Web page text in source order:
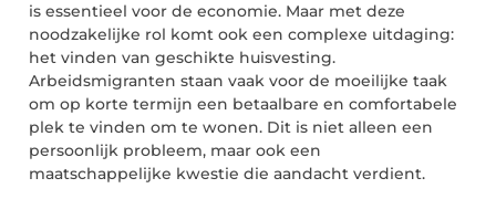
is essentieel voor de economie. Maar met deze
noodzakelijke rol komt ook een complexe uitdaging:
het vinden van geschikte huisvesting.
Arbeidsmigranten staan vaak voor de moeilijke taak
om op korte termijn een betaalbare en comfortabele
plek te vinden om te wonen. Dit is niet alleen een
persoonlijk probleem, maar ook een
maatschappelijke kwestie die aandacht verdient.